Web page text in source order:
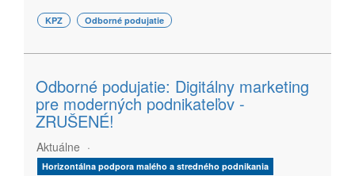
KPZ Odborné podujatie
Odborné podujatie: Digitálny marketing
pre moderných podnikateľov -
ZRUŠENÉ!
Aktuálne
Horizontálna podpora malého a stredného podnikania